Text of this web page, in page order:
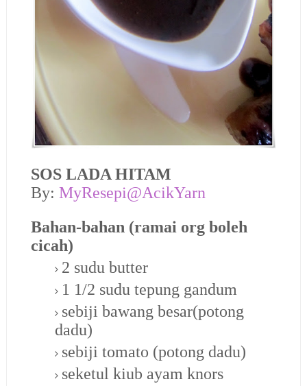
SOS LADA HITAM
By: MyResepi@AcikYarn
Bahan-bahan (ramai org boleh
cicah)
2 sudu butter
1 1/2 sudu tepung gandum
sebiji bawang besar(potong
dadu)
sebiji tomato (potong dadu)
seketul kiub ayam knors